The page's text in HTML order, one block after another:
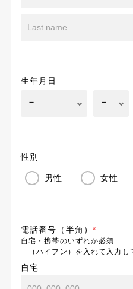
生年月日
性別
男性 女性
電話番号（半角） *
自宅・携帯のいずれか必須
―（ハイフン）を入れて入力し
自宅